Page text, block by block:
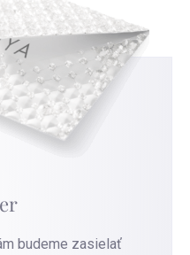
budeme zasielať